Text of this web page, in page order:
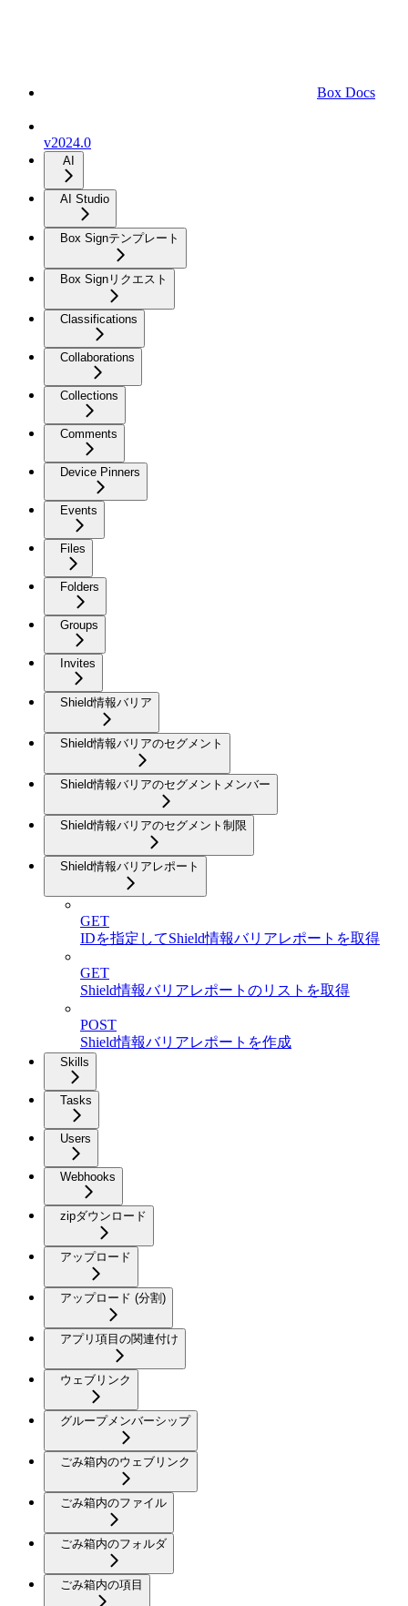
Box Docs
v2024.0
AI
AI Studio
Box Signテンプレート
Box Signリクエスト
Classifications
Collaborations
Collections
Comments
Device Pinners
Events
Files
Folders
Groups
Invites
Shield情報バリア
Shield情報バリアのセグメント
Shield情報バリアのセグメントメンバー
Shield情報バリアのセグメント制限
Shield情報バリアレポート
GET
IDを指定してShield情報バリアレポートを取得
GET
Shield情報バリアレポートのリストを取得
POST
Shield情報バリアレポートを作成
Skills
Tasks
Users
Webhooks
zipダウンロード
アップロード
アップロード (分割)
アプリ項目の関連付け
ウェブリンク
グループメンバーシップ
ごみ箱内のウェブリンク
ごみ箱内のファイル
ごみ箱内のフォルダ
ごみ箱内の項目